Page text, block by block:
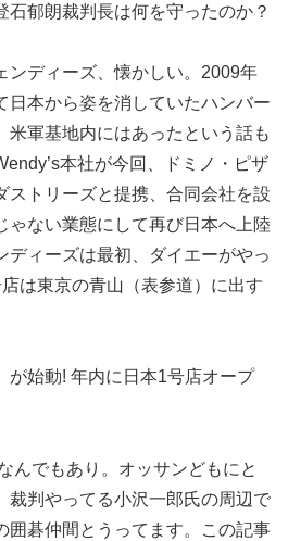
郁朗裁判長は何を守ったのか？
ンディーズ、懐かしい。2009年
日本から姿を消していたハンバー
米軍基地内にはあったという話も
本社が今回、ドミノ・ピザ
ストリーズと提携、合同会社を設
ゃない業態にして再び日本へ上陸
ディーズは最初、ダイエーがやっ
は東京の青山（表参道）に出す
が始動! 年内に日本1号店オープ
んでもあり。オッサンどもにと
裁判やってる小沢一郎氏の周辺で
囲碁仲間とうってます。この記事